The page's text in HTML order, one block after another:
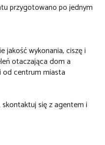
przygotowano po jednym
jakość wykonania, ciszę i
otaczająca dom a
od centrum miasta
skontaktuj się z agentem i